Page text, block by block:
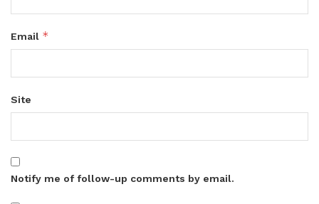
Email *
Site
Notify me of follow-up comments by email.